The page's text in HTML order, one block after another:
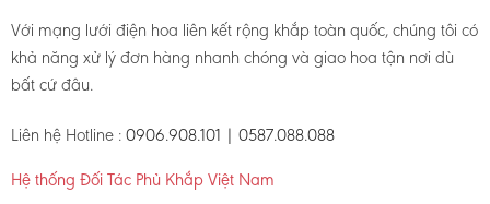
Với mạng lưới điện hoa liên kết rộng khắp toàn quốc, chúng tôi có
khả năng xử lý đơn hàng nhanh chóng và giao hoa tận nơi dù
bất cứ đâu.
Liên hệ Hotline : 0906.908.101 | 0587.088.088
Hệ thống Đối Tác Phủ Khắp Việt Nam